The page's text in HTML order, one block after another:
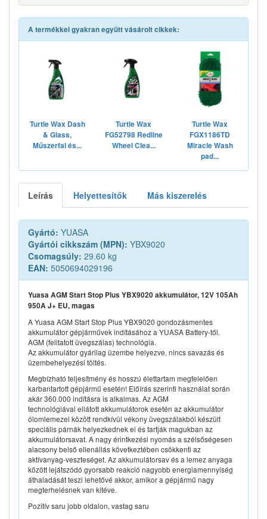
A termékkel gyakran együtt vásárolt cikkek:
Turtle Wax Dash
& Glass,
Műszerfal és...
Turtle Wax
FG52798 Redline
Wheel Clea...
Turtle Wax
FGX1186TD
Miracle Wash
pad...
Leírás Helyettesítők Más kiszerelés
Gyártó: YUASA
Gyártói cikkszám (MPN): YBX9020
Csomagsúly: 29.60 kg
EAN: 5050694029196
Yuasa AGM Start Stop Plus YBX9020 akkumulátor, 12V 105Ah
950A J+ EU, magas
A Yuasa AGM Start Stop Plus YBX9020 gondozásmentes
akkumulátor gépjárművek indításához a YUASA Battery-től.
AGM (felitatott üvegszálas) technológia.
Az akkumulátor gyárilag üzembe helyezve, nincs savazás és
üzembehelyezési töltés.
Megbízható teljesítmény és hosszú élettartam megfelelően
karbantartott gépjármű esetén! Előírás szerinti használat során
akár 360.000 indításra is alkalmas. Az AGM
technológiával ellátott akkumulátorok esetén az akkumulátor
ólomlemezei között rendkívül vékony üvegszálakból készült
speciális párnák helyezkednek el és tartják magukban az
akkumulátorsavat. A nagy érintkezési nyomás a szélsőségesen
alacsony belső ellenállás következtében csökkenti az
aktívanyag-veszteséget. Az akkumulátorsav és a lemez anyaga
között lejátszódó gyorsabb reakció nagyobb energiamennyiség
áthaladását teszi lehetővé akkor, amikor a gépjármű nagy
megterhelésnek van kitéve.
Pozitív saru jobb oldalon, vastag saru